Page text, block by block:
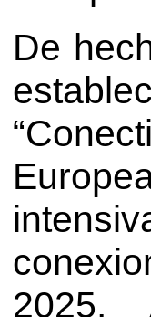
De
2025.